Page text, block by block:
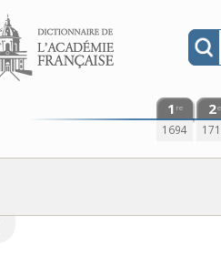
Aller au contenu
1 re
1694
2e